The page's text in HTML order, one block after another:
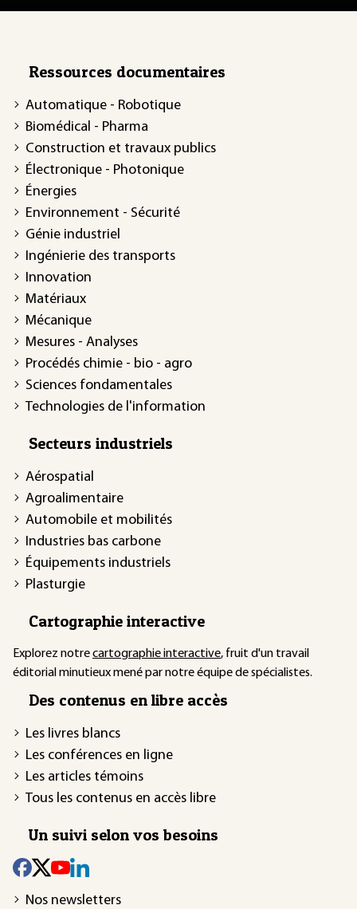
Ressources documentaires
Automatique - Robotique
Biomédical - Pharma
Construction et travaux publics
Électronique - Photonique
Énergies
Environnement - Sécurité
Génie industriel
Ingénierie des transports
Innovation
Matériaux
Mécanique
Mesures - Analyses
Procédés chimie - bio - agro
Sciences fondamentales
Technologies de l'information
Secteurs industriels
Aérospatial
Agroalimentaire
Automobile et mobilités
Industries bas carbone
Équipements industriels
Plasturgie
Cartographie interactive
Explorez notrecartographie interactive, fruit d'un travail
éditorial minutieux mené par notre équipe de spécialistes.
Des contenus en libre accès
Les livres blancs
Les conférences en ligne
Les articles témoins
Tous les contenus en accès libre
Un suivi selon vos besoins
Nos newsletters